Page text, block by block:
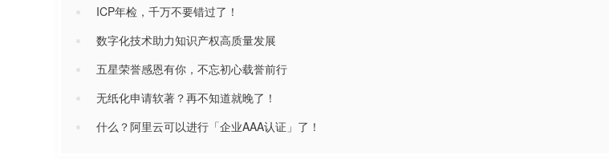
ICP年检，千万不要错过了！
数字化技术助力知识产权高质量发展
五星荣誉感恩有你，不忘初心载誉前行
无纸化申请软著？再不知道就晚了！
什么？阿里云可以进行「企业AAA认证」了！